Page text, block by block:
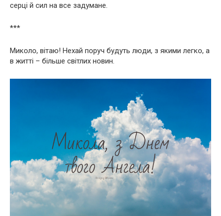
серці й сил на все задумане.
***
Миколо, вітаю! Нехай поруч будуть люди, з якими легко, а
в житті – більше світлих новин.